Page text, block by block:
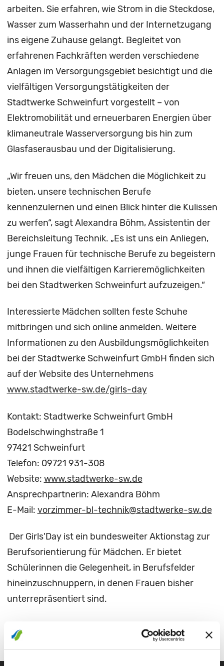
arbeiten. Sie erfahren, wie Strom in die Steckdose,
Wasser zum Wasserhahn und der Internetzugang
ins eigene Zuhause gelangt. Begleitet von
erfahrenen Fachkräften werden verschiedene
Anlagen im Versorgungsgebiet besichtigt und die
vielfältigen Versorgungstätigkeiten der
Stadtwerke Schweinfurt vorgestellt – von
Elektromobilität und erneuerbaren Energien über
klimaneutrale Wasserversorgung bis hin zum
Glasfaserausbau und der Digitalisierung.
„Wir freuen uns, den Mädchen die Möglichkeit zu
bieten, unsere technischen Berufe
kennenzulernen und einen Blick hinter die Kulissen
zu werfen“, sagt Alexandra Böhm, Assistentin der
Bereichsleitung Technik. „Es ist uns ein Anliegen,
junge Frauen für technische Berufe zu begeistern
und ihnen die vielfältigen Karrieremöglichkeiten
bei den Stadtwerken Schweinfurt aufzuzeigen.“
Interessierte Mädchen sollten feste Schuhe
mitbringen und sich online anmelden. Weitere
Informationen zu den Ausbildungsmöglichkeiten
bei der Stadtwerke Schweinfurt GmbH finden sich
auf der Website des Unternehmens
www.stadtwerke-sw.de/girls-day
Kontakt: Stadtwerke Schweinfurt GmbH
Bodelschwinghstraße 1
97421 Schweinfurt
Telefon: 09721 931-308
Website: www.stadtwerke-sw.de
Ansprechpartnerin: Alexandra Böhm
E-Mail: vorzimmer-bl-technik@stadtwerke-sw.de
Der Girls'Day ist ein bundesweiter Aktionstag zur
Berufsorientierung für Mädchen. Er bietet
Schülerinnen die Gelegenheit, in Berufsfelder
hineinzuschnuppern, in denen Frauen bisher
unterrepräsentiert sind.